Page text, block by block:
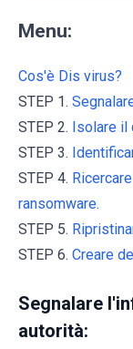
Menu:
Cos'è Dis virus?
STEP 1.
STEP 2. Isolare
STEP 3.
STEP 4.
ransomware.
STEP 5.
STEP 6. Creare
Segnalare
autorità: